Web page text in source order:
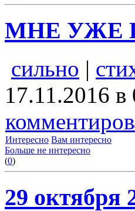
МНЕ УЖЕ
сильно |
17.11.2016 в
Интересно Вам интересно
Больше не интересно
(0)
29 октября